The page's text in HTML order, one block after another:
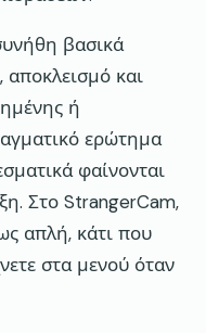
βασικά
αποκλεισμό και
ή
ερώτημα
φαίνονται
Στο StrangerCam,
απλή, κάτι που
στα μενού όταν